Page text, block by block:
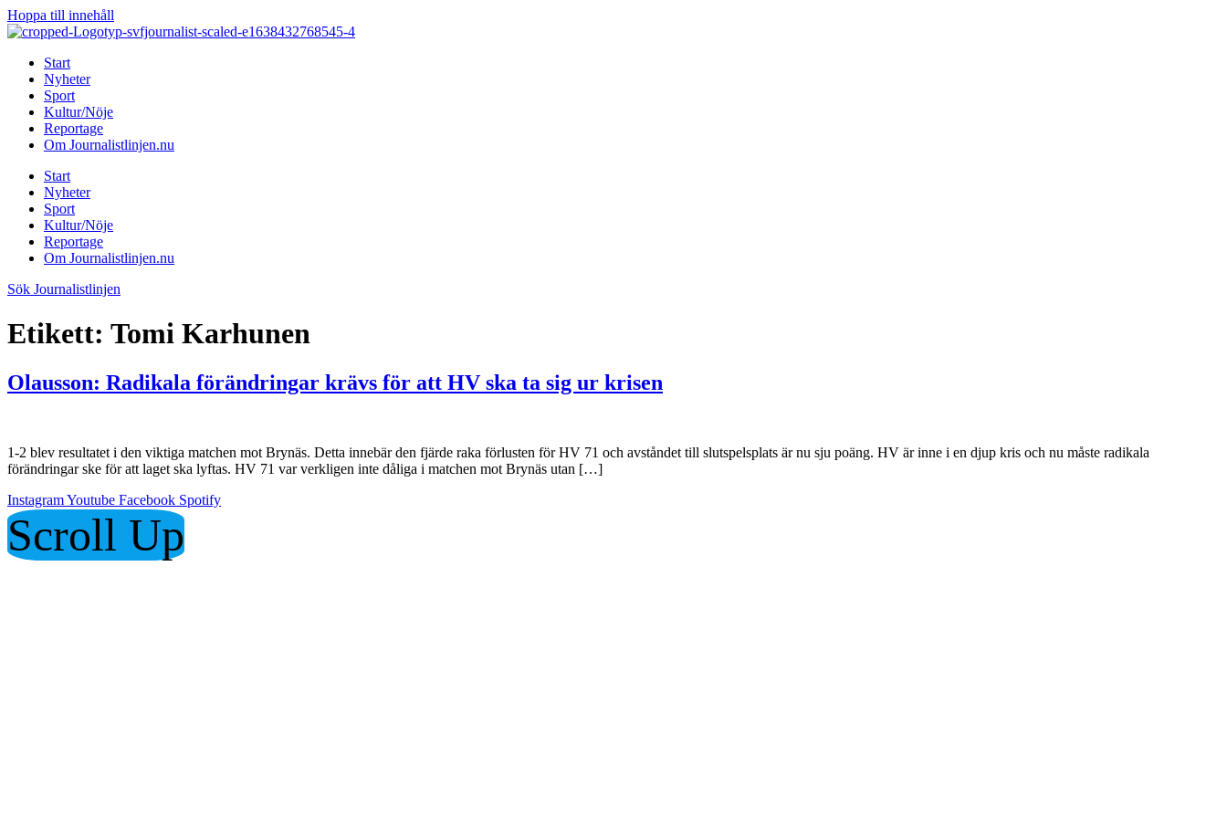
Hoppa till innehåll
Start
Nyheter
Sport
Kultur/Nöje
Reportage
Om Journalistlinjen.nu
Start
Nyheter
Sport
Kultur/Nöje
Reportage
Om Journalistlinjen.nu
Sök Journalistlinjen
Etikett: Tomi Karhunen
Olausson: Radikala förändringar krävs för att HV ska ta sig ur krisen
1-2 blev resultatet i den viktiga matchen mot Brynäs. Detta innebär den fjärde raka förlusten för HV 71 och avståndet till slutspelsplats är nu sju poäng. HV är inne i en djup kris och nu måste radikala
förändringar ske för att laget ska lyftas. HV 71 var verkligen inte dåliga i matchen mot Brynäs utan […]
InstagramYoutube Facebook Spotify
Scroll Up